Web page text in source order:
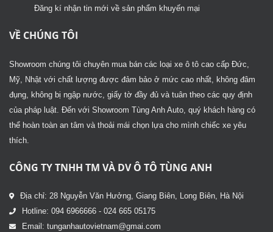
Đăng kí nhận tin mới về sản phẩm khuyến mại
VỀ CHÚNG TÔI
Showroom chúng tôi chuyên mua bán các loại xe ô tô cao cấp Đức,
Mỹ, Nhật với chất lượng được đảm bảo ở mức cao nhất, không đâm
đụng, không bị ngập nước, giấy tờ đầy đủ và tuân theo các quy định
của pháp luật. Đến với Showroom Tùng Anh Auto, quý khách hàng có
thể hoàn toàn an tâm và thoải mái chọn lựa cho mình chiếc xe yêu
thích.
CÔNG TY TNHH TM VÀ DV Ô TÔ TÙNG ANH
Địa chỉ: 28 Nguyễn Văn Hưởng, Giang Biên, Long Biên, Hà Nội
Hotline: 094 6966666 - 024 665 05175
Email: tunganhautovietnam@gmai.com